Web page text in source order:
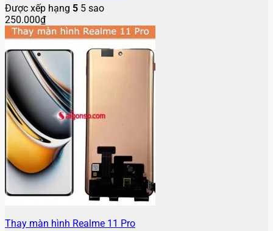
Được xếp hạng 5 5 sao
250.000₫
Thay màn hình Realme 11 Pro